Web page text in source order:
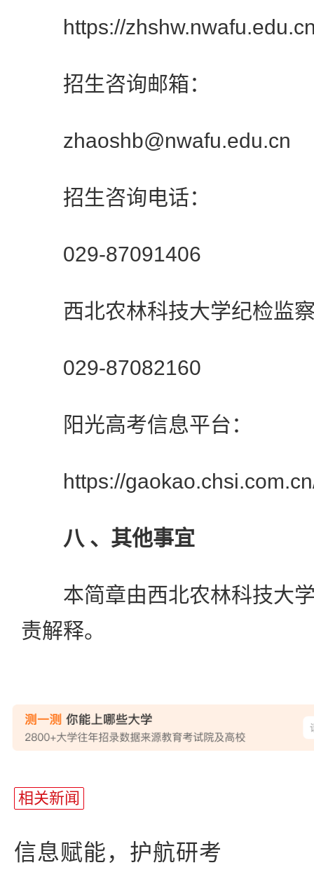
https://
招生咨询邮箱：
zhaoshb@nwafu.edu.cn
招生咨询电话：
029-87091406
西北农林科技大学纪检监察
029-87082160
阳光高考信息平台：
https://
八 、其他事宜
本简章由西北农林科技大学
责解释。
相关新闻
信息赋能，护航研考